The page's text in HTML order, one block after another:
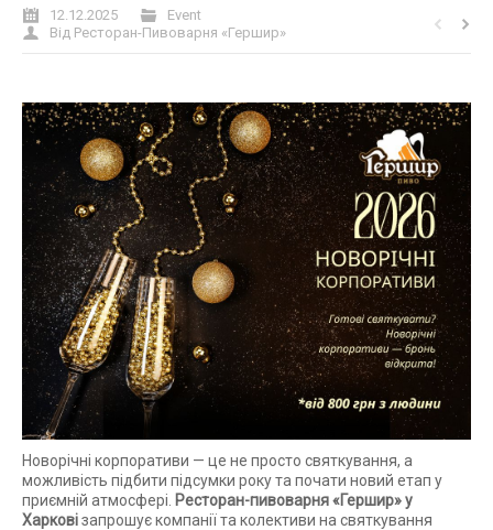
12.12.2025
Event
Від Ресторан-Пивоварня «Гершир»
Новорічні корпоративи — це не просто святкування, а
можливість підбити підсумки року та почати новий етап у
приємній атмосфері. Ресторан-пивоварня «Гершир» у
Харковізапрошує компанії та колективи на святкування